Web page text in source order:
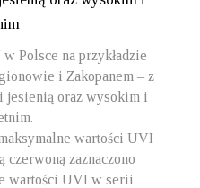
Polsce na przykładzie
i Zakopanem – z
jesienią oraz wysokim i
wartości UVI
zaznaczono
wartości UVI w serii